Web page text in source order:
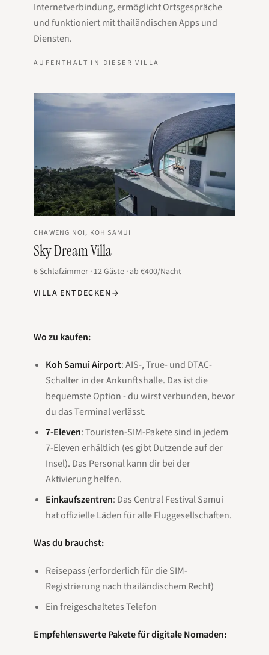
Internetverbindung, ermöglicht Ortsgespräche
und funktioniert mit thailändischen Apps und
Diensten.
AUFENTHALT IN DIESER VILLA
CHAWENG NOI, KOH SAMUI
Sky Dream Villa
6 Schlafzimmer · 12Gäste ·ab €400/Nacht
VILLA ENTDECKEN
Wo zu kaufen:
Koh Samui Airport: AIS-, True- und DTAC-
Schalter in der Ankunftshalle. Das ist die
bequemste Option - du wirst verbunden, bevor
du das Terminal verlässt.
7-Eleven: Touristen-SIM-Pakete sind in jedem
7-Eleven erhältlich (es gibt Dutzende auf der
Insel). Das Personal kann dir bei der
Aktivierung helfen.
Einkaufszentren: Das Central Festival Samui
hat offizielle Läden für alle Fluggesellschaften.
Was du brauchst:
Reisepass (erforderlich für die SIM-
Registrierung nach thailändischem Recht)
Ein freigeschaltetes Telefon
Empfehlenswerte Pakete für digitale Nomaden: